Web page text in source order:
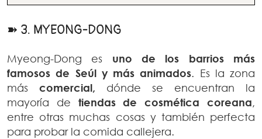
➽ 3. MYEONG-DONG
Myeong-Dong es uno de los barrios más
famosos de Seúl y más animados. Es la zona
más comercial, dónde se encuentran la
mayoría de tiendas de cosmética coreana,
entre otras muchas cosas y también perfecta
para probar la comida callejera.